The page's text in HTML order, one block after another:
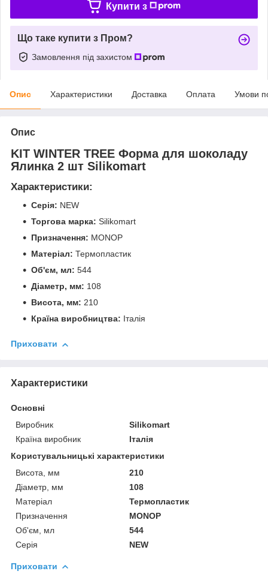
Купити з
Що таке купити з Пром?
Замовлення під захистом
Опис Характеристики Доставка Оплата Умови
Опис
KIT WINTER TREE Форма для шоколаду
Ялинка 2 шт Silikomart
Характеристики:
Серія: NEW
Торгова марка: Silikomart
Призначення: MONOP
Матеріал: Термопластик
Об'єм, мл: 544
Діаметр, мм: 108
Висота, мм: 210
Країна виробництва: Італія
Приховати
Характеристики
Основні
Виробник
Silikomart
Країна виробник
Італія
Користувальницькі характеристики
Висота, мм
210
Діаметр, мм
108
Матеріал
Термопластик
Призначення
MONOP
Об'єм, мл
544
Серія
NEW
Приховати